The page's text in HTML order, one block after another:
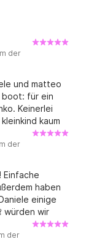
der
und matteo
boot: für ein
Keinerlei
kaum
etwa 20m an
ankertiefe
wieso es
damit man
Kritik als eine
der
Einfache
haben
einige
würden wir
der